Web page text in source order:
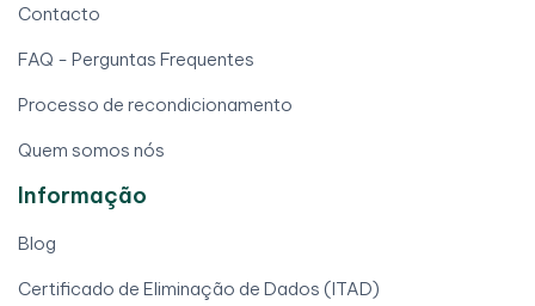
Contacto
FAQ - Perguntas Frequentes
Processo de recondicionamento
Quem somos nós
Informação
Blog
Certificado de Eliminação de Dados (ITAD)